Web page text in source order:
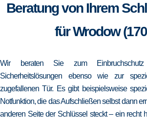
Beratung von Ihrem
für Wrodow
Wir beraten Sie zum
Sicherheitslösungen ebenso wie zur
zugefallenen Tür. Es gibt beispielsweise
Notfunktion, die das Aufschließen selbst dann
anderen Seite der Schlüssel steckt – ein recht